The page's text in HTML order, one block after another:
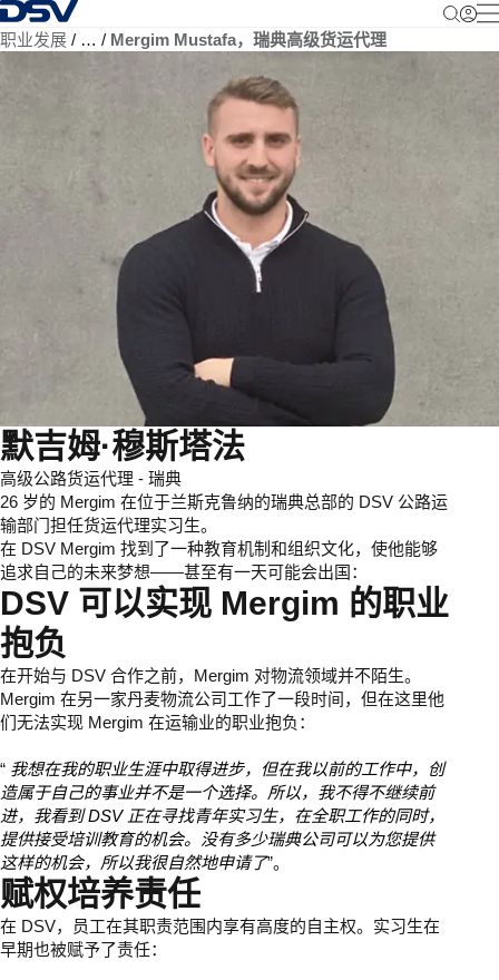
返回首页
职业发展 … Mergim Mustafa，瑞典高级货运代理
默吉姆·穆斯塔法
高级公路货运代理 - 瑞典
26 岁的 Mergim 在位于兰斯克鲁纳的瑞典总部的 DSV 公路运
输部门担任货运代理实习生。
在 DSV Mergim 找到了一种教育机制和组织文化，使他能够
追求自己的未来梦想——甚至有一天可能会出国：
DSV 可以实现 Mergim 的职业
抱负
在开始与 DSV 合作之前，Mergim 对物流领域并不陌生。
Mergim 在另一家丹麦物流公司工作了一段时间，但在这里他
们无法实现 Mergim 在运输业的职业抱负：
“ 我想在我的职业生涯中取得进步，但在我以前的工作中，创
造属于自己的事业并不是一个选择。所以，我不得不继续前
进，我看到 DSV 正在寻找青年实习生，在全职工作的同时，
提供接受培训教育的机会。没有多少瑞典公司可以为您提供
这样的机会，所以我很自然地申请了”。
赋权培养责任
在 DSV，员工在其职责范围内享有高度的自主权。实习生在
早期也被赋予了责任：